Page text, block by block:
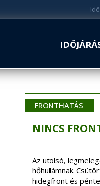
FRONTHATÁS
NINCS
Az utolsó,
hőhullámnak.
hidegfront és